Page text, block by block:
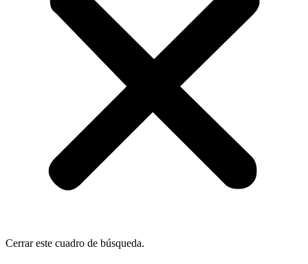
Cerrar este cuadro de búsqueda.